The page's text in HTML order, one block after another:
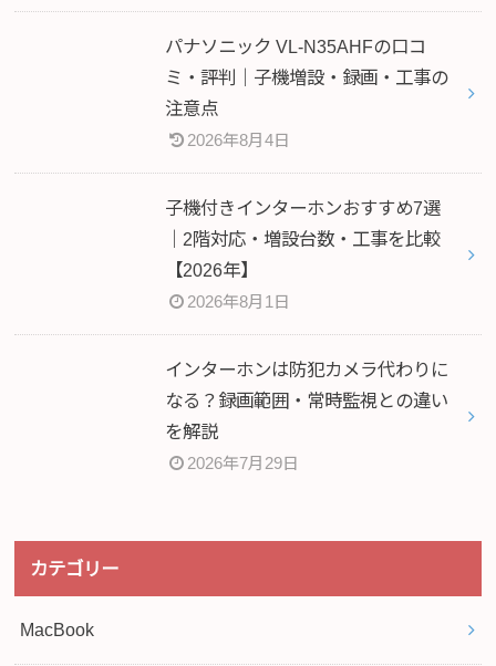
パナソニック VL-N35AHFの口コ
ミ・評判｜子機増設・録画・工事の
注意点
2026年8月4日
子機付きインターホンおすすめ7選
｜2階対応・増設台数・工事を比較
【2026年】
2026年8月1日
インターホンは防犯カメラ代わりに
なる？録画範囲・常時監視との違い
を解説
2026年7月29日
カテゴリー
MacBook